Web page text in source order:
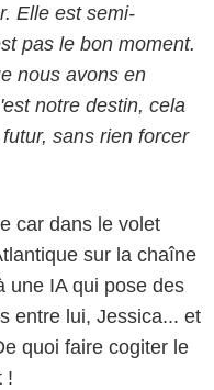
Elle est semi-
pas le bon moment.
nous avons en
notre destin, cela
sans rien forcer
car dans le volet
sur la chaîne
une IA qui pose des
entre lui, Jessica... et
quoi faire cogiter le
!